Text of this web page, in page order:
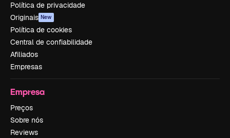
Política de privacidade
Originais New
Política de cookies
Central de confiabilidade
Afiliados
Empresas
Empresa
Preços
Sobre nós
Reviews